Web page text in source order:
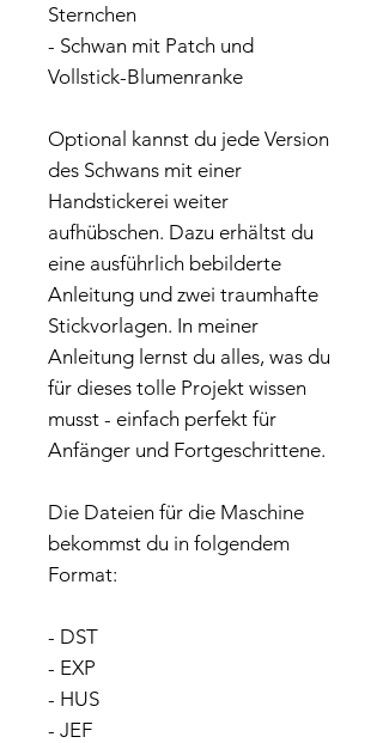
Sternchen
- Schwan mit Patch und
Vollstick-Blumenranke
Optional kannst du jede Version
des Schwans mit einer
Handstickerei weiter
aufhübschen. Dazu erhältst du
eine ausführlich bebilderte
Anleitung und zwei traumhafte
Stickvorlagen. In meiner
Anleitung lernst du alles, was du
für dieses tolle Projekt wissen
musst - einfach perfekt für
Anfänger und Fortgeschrittene.
Die Dateien für die Maschine
bekommst du in folgendem
Format:
- DST
- EXP
- HUS
- JEF